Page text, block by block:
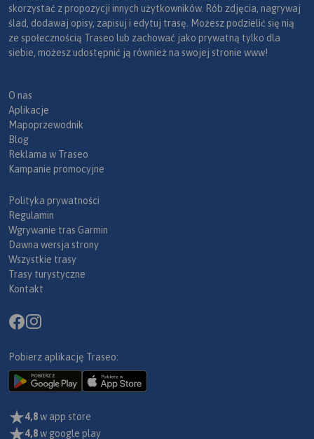
skorzystać z propozycji innych użytkowników. Rób zdjęcia, nagrywaj
ślad, dodawaj opisy, zapisuj i edytuj trasę. Możesz podzielić się nią
ze społecznością Traseo lub zachować jako prywatną tylko dla
siebie, możesz udostępnić ją również na swojej stronie www!
O nas
Aplikacje
Mapoprzewodnik
Blog
Reklama w Traseo
Kampanie promocyjne
Polityka prywatności
Regulamin
Wgrywanie tras Garmin
Dawna wersja strony
Wszystkie trasy
Trasy turystyczne
Kontakt
Pobierz aplikację Traseo:
4,8w app store
4,8w google play